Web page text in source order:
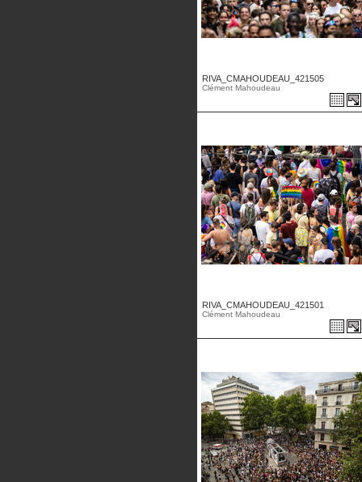
RIVA_CMAHOUDEAU_421505
Clément Mahoudeau
RIVA_CMAHOUDEAU_421501
Clément Mahoudeau